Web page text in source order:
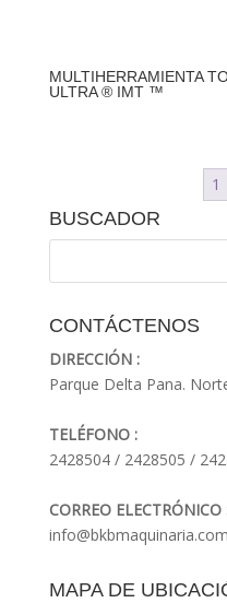
MULTIHERRAMIENTA
ULTRA ® IMT ™
1
BUSCADOR
CONTÁCTENOS
DIRECCIÓN :
Parque Delta Pana.
TELÉFONO :
2428504 / 2428505 /
CORREO ELECTRÓNICO
info@bkbmaquinaria.com
MAPA DE